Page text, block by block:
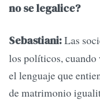
no se legalice?
Sebastiani:Las
los políticos, cuando
el lenguaje que
de matrimonio